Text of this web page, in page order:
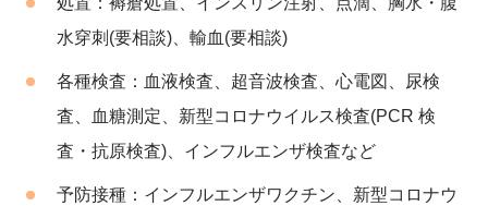
水穿刺(要相談)、輸血(要相談)
各種検査： 血液検査、超音波検査、心電図、尿検
査、血糖測定、新型コロナウイルス検査(PCR 検
査・抗原検査)、インフルエンザ検査など
予防接種： インフルエンザワクチン、新型コロナウ